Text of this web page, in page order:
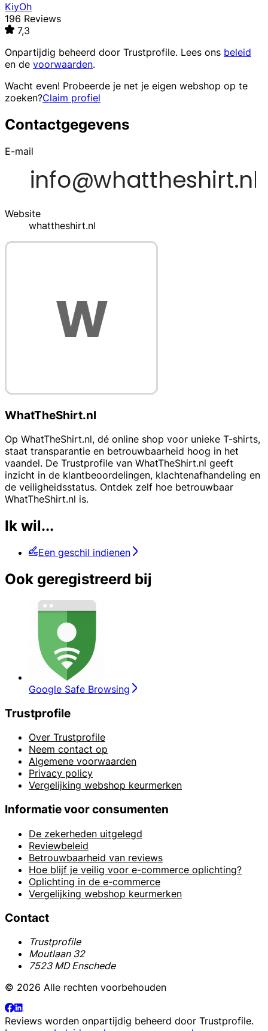
KiyOh
196 Reviews
7,3
Onpartijdig beheerd door Trustprofile. Lees ons beleid
en de voorwaarden.
Wacht even! Probeerde je net je eigen webshop op te
zoeken?Claim profiel
Contactgegevens
E-mail
Website
whattheshirt.nl
WhatTheShirt.nl
Op WhatTheShirt.nl, dé online shop voor unieke T-shirts,
staat transparantie en betrouwbaarheid hoog in het
vaandel. De Trustprofile van WhatTheShirt.nl geeft
inzicht in de klantbeoordelingen, klachtenafhandeling en
de veiligheidsstatus. Ontdek zelf hoe betrouwbaar
WhatTheShirt.nl is.
Ik wil...
Een geschil indienen
Ook geregistreerd bij
Google Safe Browsing
Trustprofile
Over Trustprofile
Neem contact op
Algemene voorwaarden
Privacy policy
Vergelijking webshop keurmerken
Informatie voor consumenten
De zekerheden uitgelegd
Reviewbeleid
Betrouwbaarheid van reviews
Hoe blijf je veilig voor e-commerce oplichting?
Oplichting in de e-commerce
Vergelijking webshop keurmerken
Contact
Trustprofile
Moutlaan 32
7523 MD Enschede
© 2026 Alle rechten voorbehouden
Reviews worden onpartijdig beheerd door Trustprofile.